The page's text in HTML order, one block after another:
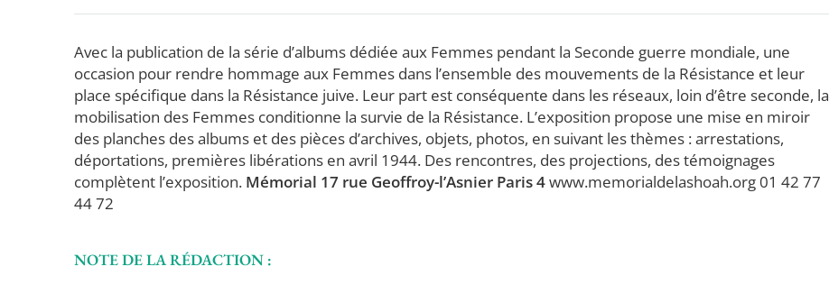
Avec la publication de la série d’albums dédiée aux Femmes pendant la Seconde guerre mondiale, une
occasion pour rendre hommage aux Femmes dans l’ensemble des mouvements de la Résistance et leur
place spécifique dans la Résistance juive. Leur part est conséquente dans les réseaux, loin d’être seconde, la
mobilisation des Femmes conditionne la survie de la Résistance. L’exposition propose une mise en miroir
des planches des albums et des pièces d’archives, objets, photos, en suivant les thèmes : arrestations,
déportations, premières libérations en avril 1944. Des rencontres, des projections, des témoignages
complètent l’exposition. Mémorial 17 rue Geoffroy-l’Asnier Paris 4www.memorialdelashoah.org 01 42 77
44 72
NOTE DE LA RÉDACTION :